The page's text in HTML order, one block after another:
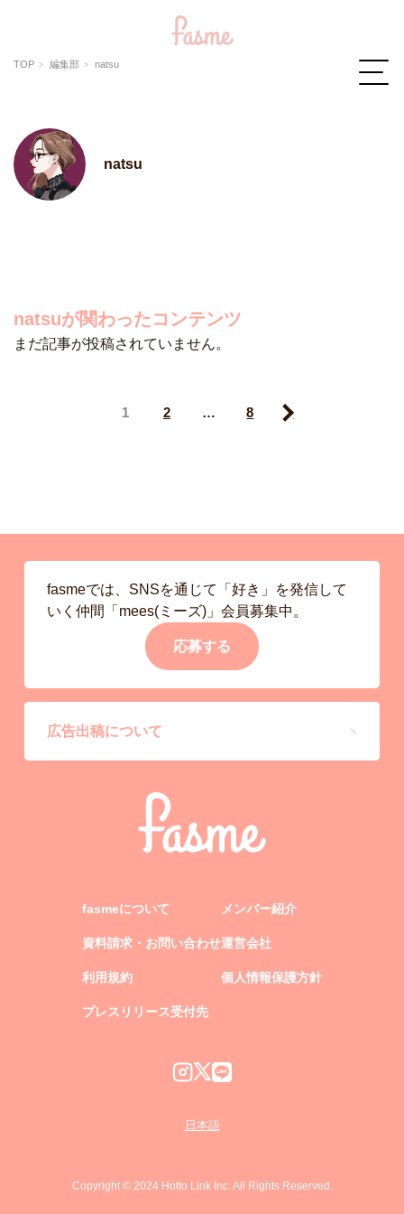
TOP 編集部 natsu
natsu
natsuが関わったコンテンツ
まだ記事が投稿されていません。
1 2 … 8 Next
fasmeでは、SNSを通じて「好き」を発信して
いく仲間「mees(ミーズ)」会員募集中。
応募する
広告出稿について
fasmeについて
資料請求・お問い合わせ
利用規約
プレスリリース受付先
メンバー紹介
運営会社
個人情報保護方針
日本語
Copyright © 2024 Hotto Link Inc. All Rights Reserved.